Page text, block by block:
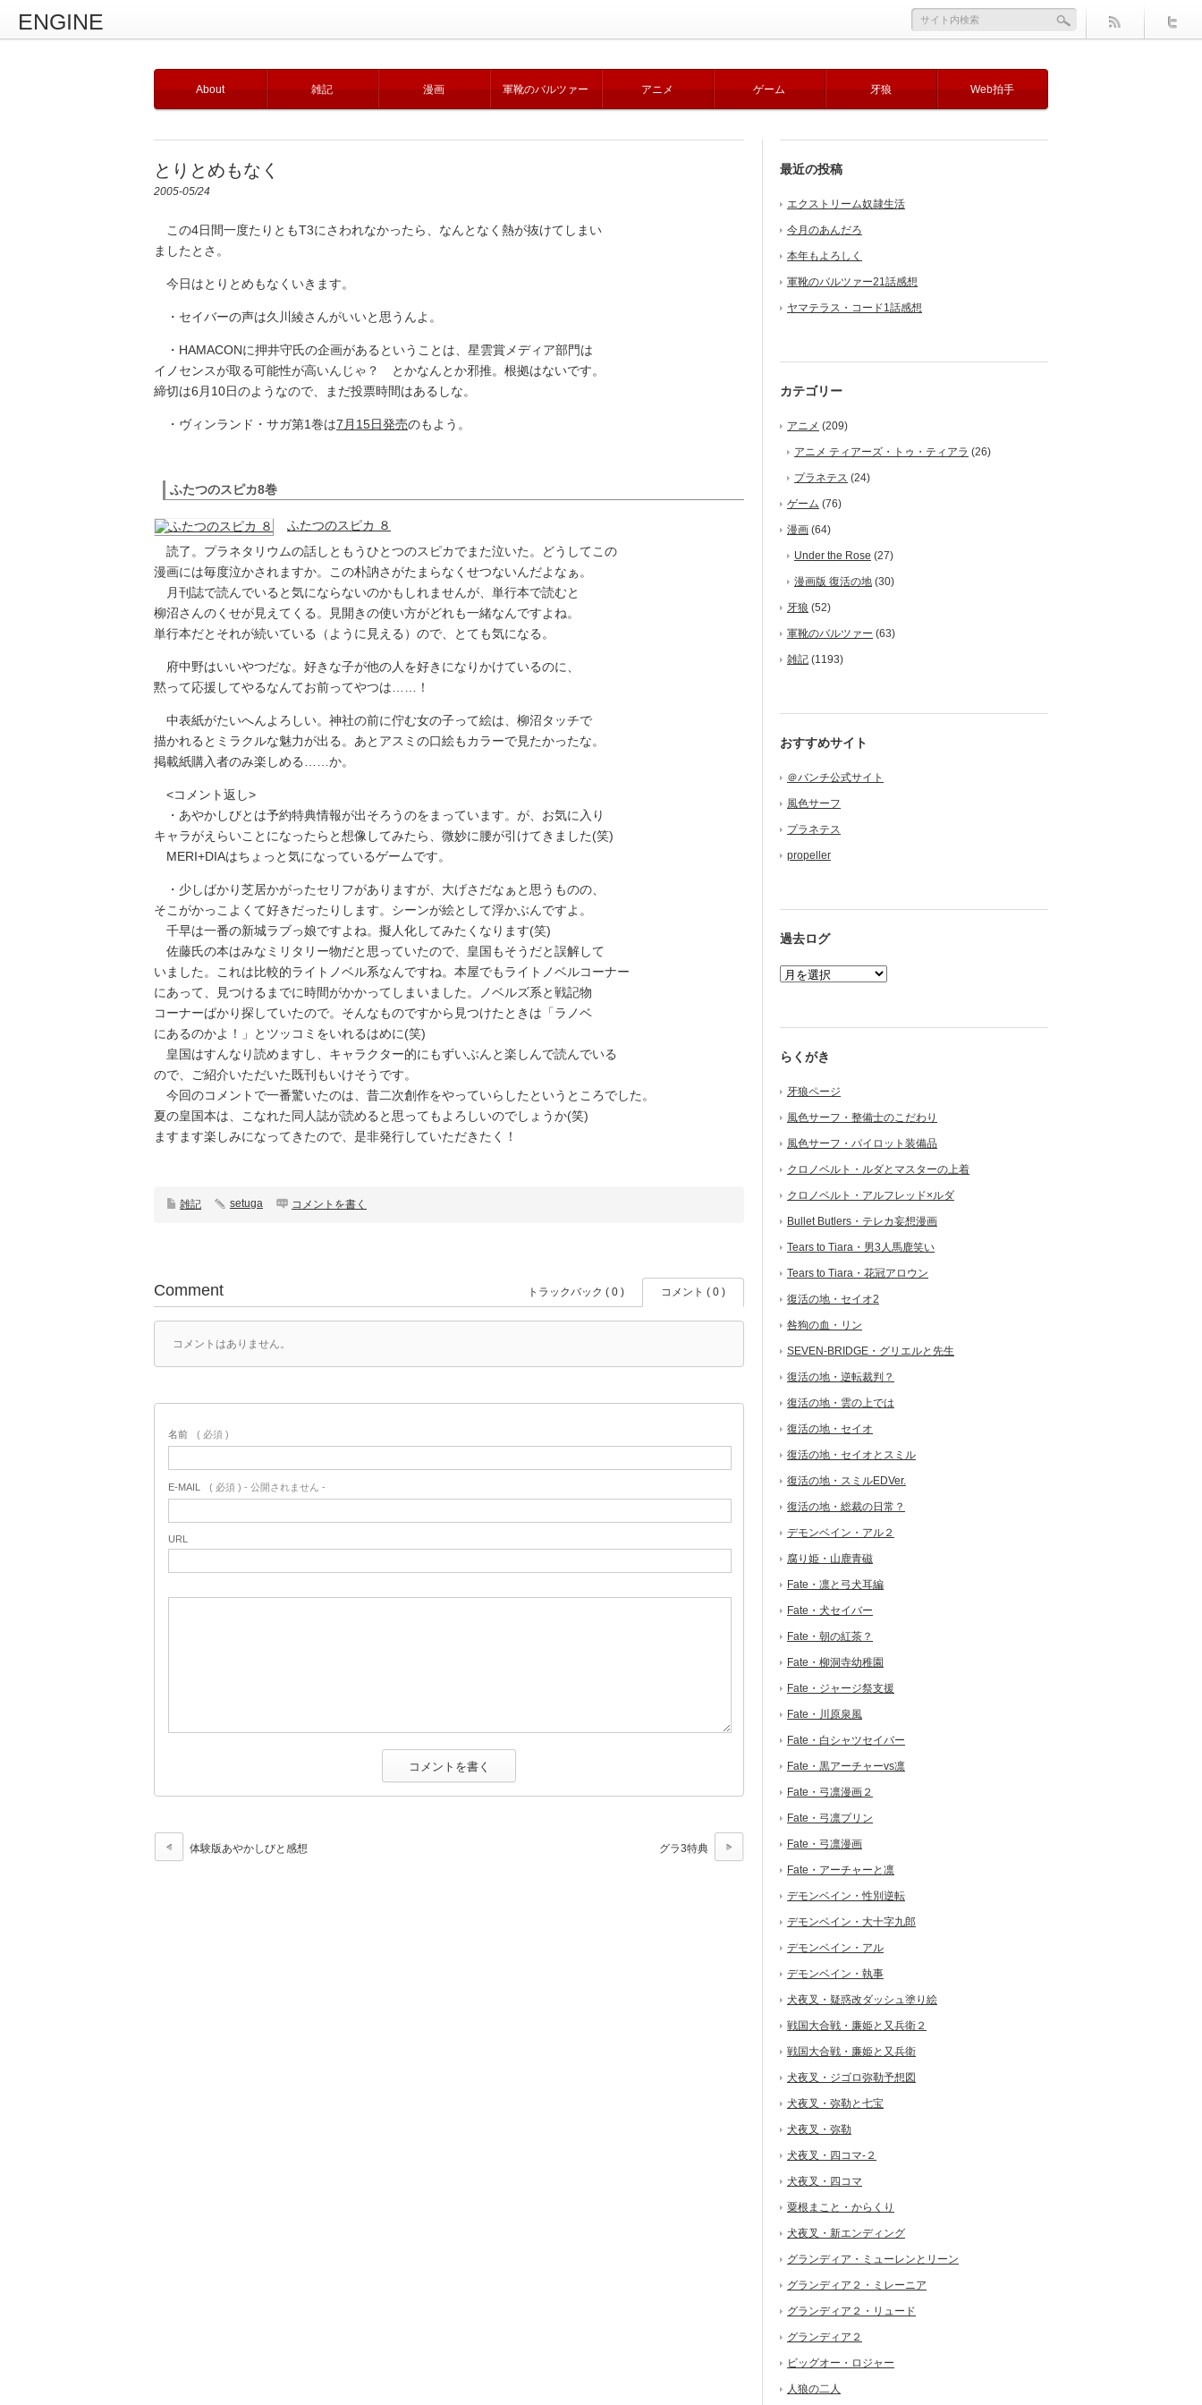
ENGINE
About 雑記 漫画 軍靴のバルツァー アニメ ゲーム 牙狼 Web拍手
とりとめもなく
2005-05/24
この4日間一度たりともT3にさわれなかったら、なんとなく熱が抜けてしまい
ましたとさ。
今日はとりとめもなくいきます。
・セイバーの声は久川綾さんがいいと思うんよ。
・HAMACONに押井守氏の企画があるということは、星雲賞メディア部門は
イノセンスが取る可能性が高いんじゃ？ とかなんとか邪推。根拠はないです。
締切は6月10日のようなので、まだ投票時間はあるしな。
・ヴィンランド・サガ第1巻は7月15日発売のもよう。
ふたつのスピカ8巻
ふたつのスピカ ８
読了。プラネタリウムの話しともうひとつのスピカでまた泣いた。どうしてこの
漫画には毎度泣かされますか。この朴訥さがたまらなくせつないんだよなぁ。
月刊誌で読んでいると気にならないのかもしれませんが、単行本で読むと
柳沼さんのくせが見えてくる。見開きの使い方がどれも一緒なんですよね。
単行本だとそれが続いている（ように見える）ので、とても気になる。
府中野はいいやつだな。好きな子が他の人を好きになりかけているのに、
黙って応援してやるなんてお前ってやつは……！
中表紙がたいへんよろしい。神社の前に佇む女の子って絵は、柳沼タッチで
描かれるとミラクルな魅力が出る。あとアスミの口絵もカラーで見たかったな。
掲載紙購入者のみ楽しめる……か。
<コメント返し>
・あやかしびとは予約特典情報が出そろうのをまっています。が、お気に入り
キャラがえらいことになったらと想像してみたら、微妙に腰が引けてきました(笑)
MERI+DIAはちょっと気になっているゲームです。
・少しばかり芝居かがったセリフがありますが、大げさだなぁと思うものの、
そこがかっこよくて好きだったりします。シーンが絵として浮かぶんですよ。
千早は一番の新城ラブっ娘ですよね。擬人化してみたくなります(笑)
佐藤氏の本はみなミリタリー物だと思っていたので、皇国もそうだと誤解して
いました。これは比較的ライトノベル系なんですね。本屋でもライトノベルコーナー
にあって、見つけるまでに時間がかかってしまいました。ノベルズ系と戦記物
コーナーばかり探していたので。そんなものですから見つけたときは「ラノベ
にあるのかよ！」とツッコミをいれるはめに(笑)
皇国はすんなり読めますし、キャラクター的にもずいぶんと楽しんで読んでいる
ので、ご紹介いただいた既刊もいけそうです。
今回のコメントで一番驚いたのは、昔二次創作をやっていらしたというところでした。
夏の皇国本は、こなれた同人誌が読めると思ってもよろしいのでしょうか(笑)
ますます楽しみになってきたので、是非発行していただきたく！
雑記 setuga コメントを書く
Comment トラックバック ( 0 ) コメント ( 0 )
コメントはありません。
名前 ( 必須 )
E-MAIL ( 必須 ) - 公開されません -
URL
体験版あやかしびと感想 グラ3特典
最近の投稿
エクストリーム奴隷生活
今月のあんだろ
本年もよろしく
軍靴のバルツァー21話感想
ヤマテラス・コード1話感想
カテゴリー
アニメ (209)
アニメ ティアーズ・トゥ・ティアラ (26)
プラネテス (24)
ゲーム (76)
漫画 (64)
Under the Rose (27)
漫画版 復活の地 (30)
牙狼 (52)
軍靴のバルツァー (63)
雑記 (1193)
おすすめサイト
＠バンチ公式サイト
風色サーフ
プラネテス
propeller
過去ログ
らくがき
牙狼ページ
風色サーフ・整備士のこだわり
風色サーフ・パイロット装備品
クロノベルト・ルダとマスターの上着
クロノベルト・アルフレッド×ルダ
Bullet Butlers・テレカ妄想漫画
Tears to Tiara・男3人馬鹿笑い
Tears to Tiara・花冠アロウン
復活の地・セイオ2
咎狗の血・リン
SEVEN-BRIDGE・グリエルと先生
復活の地・逆転裁判？
復活の地・雲の上では
復活の地・セイオ
復活の地・セイオとスミル
復活の地・スミルEDVer.
復活の地・総裁の日常？
デモンベイン・アル２
腐り姫・山鹿青磁
Fate・凛と弓犬耳編
Fate・犬セイバー
Fate・朝の紅茶？
Fate・柳洞寺幼稚園
Fate・ジャージ祭支援
Fate・川原泉風
Fate・白シャツセイバー
Fate・黒アーチャーvs凛
Fate・弓凛漫画２
Fate・弓凛プリン
Fate・弓凛漫画
Fate・アーチャーと凛
デモンベイン・性別逆転
デモンベイン・大十字九郎
デモンベイン・アル
デモンベイン・執事
犬夜叉・疑惑改ダッシュ塗り絵
戦国大合戦・廉姫と又兵衛２
戦国大合戦・廉姫と又兵衛
犬夜叉・ジゴロ弥勒予想図
犬夜叉・弥勒と七宝
犬夜叉・弥勒
犬夜叉・四コマ-２
犬夜叉・四コマ
粟根まこと・からくり
犬夜叉・新エンディング
グランディア・ミューレンとリーン
グランディア２・ミレーニア
グランディア２・リュード
グランディア２
ビッグオー・ロジャー
人狼の二人